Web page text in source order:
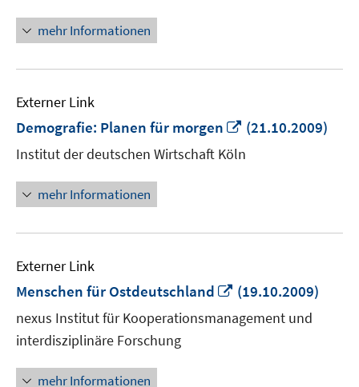
mehr Informationen
Externer Link
Demografie: Planen für morgen
In
Fenster
(21.10.2009)
Institut der deutschen Wirtschaft Köln
mehr Informationen
Externer Link
Menschen für Ostdeutschland
In
Fenster
(19.10.2009)
nexus Institut für Kooperationsmanagement und
interdisziplinäre Forschung
mehr Informationen